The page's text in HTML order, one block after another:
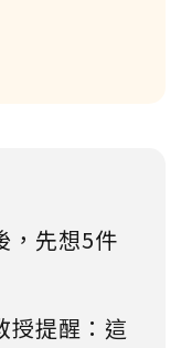
，先想5件
授提醒：這